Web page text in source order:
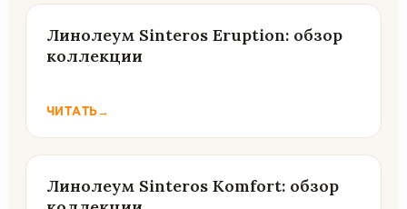
Линолеум Sinteros Eruption: обзор
коллекции
ЧИТАТЬ→
Линолеум Sinteros Komfort: обзор